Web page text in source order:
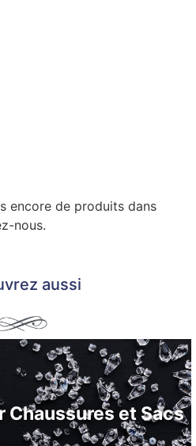
encore de produits dans
nous.
aussi
Chaussures et Sacs